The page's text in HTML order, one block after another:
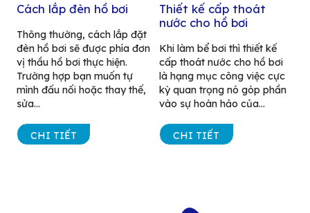
Cách lắp đèn hồ bơi
Thông thường, cách lắp đặt
đèn hồ bơi sẽ được phía đơn
vị thầu hồ bơi thực hiện.
Trường hợp bạn muốn tự
mình đấu nối hoặc thay thế,
sửa...
CHI TIẾT
Thiết kế cấp thoát
nước cho hồ bơi
Khi làm bể bơi thì thiết kế
cấp thoát nước cho hồ bơi
là hạng mục công việc cực
kỳ quan trọng nó góp phần
vào sự hoàn hảo của...
CHI TIẾT